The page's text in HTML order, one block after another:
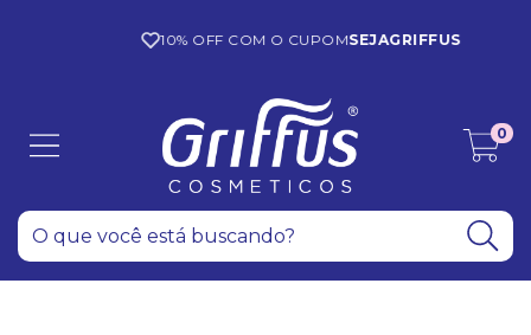
10% OFF COM O CUPOMSEJAGRIFFUS
0